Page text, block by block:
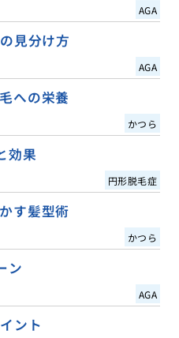
AGA
見分け方
AGA
への栄養
かつら
効果
円形脱毛症
す髪型術
かつら
ン
AGA
ント